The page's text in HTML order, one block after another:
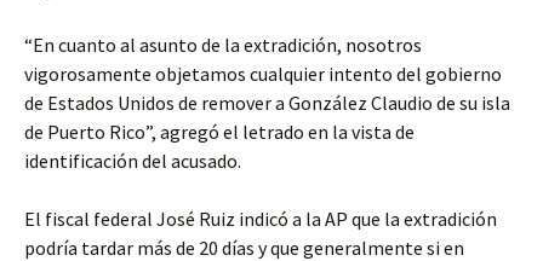
“En cuanto al asunto de la extradición, nosotros
vigorosamente objetamos cualquier intento del gobierno
de Estados Unidos de remover a González Claudio de su isla
de Puerto Rico”, agregó el letrado en la vista de
identificación del acusado.
El fiscal federal José Ruiz indicó a la AP que la extradición
podría tardar más de 20 días y que generalmente si en